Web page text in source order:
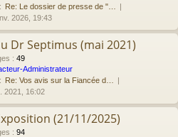
Re: Le dossier de presse de "…
2026, 19:43
Dr Septimus (mai 2021)
: 49
Administrateur
Re: Vos avis sur la Fiancée d…
2021, 16:02
(21/11/2025)
: 94